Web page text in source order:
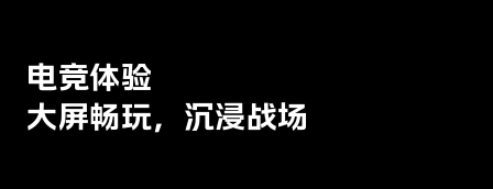
电竞体验
大屏畅玩，沉浸战场